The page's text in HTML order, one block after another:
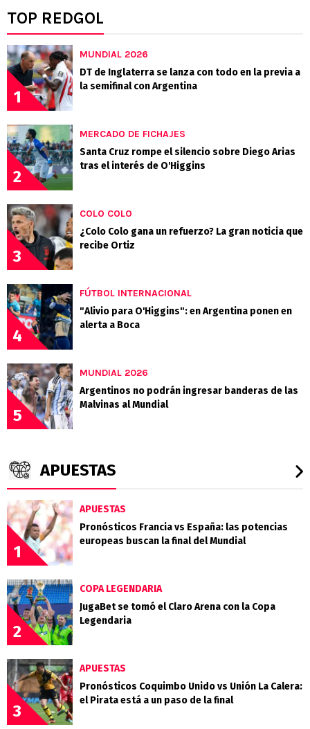
TOP REDGOL
1
MUNDIAL 2026
DT de Inglaterra se lanza con todo en la previa a
la semifinal con Argentina
2
MERCADO DE FICHAJES
Santa Cruz rompe el silencio sobre Diego Arias
tras el interés de O'Higgins
3
COLO COLO
¿Colo Colo gana un refuerzo? La gran noticia que
recibe Ortiz
4
FÚTBOL INTERNACIONAL
"Alivio para O'Higgins": en Argentina ponen en
alerta a Boca
5
MUNDIAL 2026
Argentinos no podrán ingresar banderas de las
Malvinas al Mundial
APUESTAS
1
APUESTAS
Pronósticos Francia vs España: las potencias
europeas buscan la final del Mundial
2
COPA LEGENDARIA
JugaBet se tomó el Claro Arena con la Copa
Legendaria
3
APUESTAS
Pronósticos Coquimbo Unido vs Unión La Calera:
el Pirata está a un paso de la final